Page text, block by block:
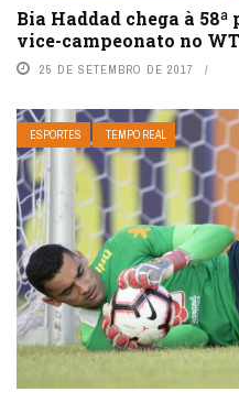
Bia Haddad chega à
vice-campeonato no
25 DE SETEMBRO DE 2017
ESPORTES TEMPO REAL